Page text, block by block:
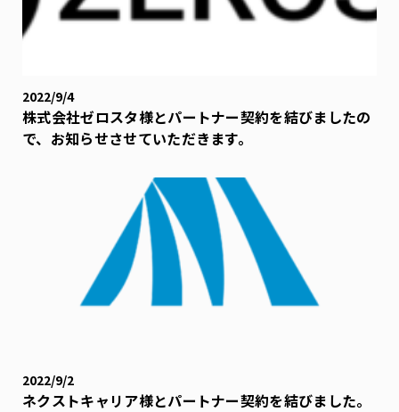
2022/9/4
株式会社ゼロスタ様とパートナー契約を結びましたの
で、お知らせさせていただきます。
2022/9/2
ネクストキャリア様とパートナー契約を結びました。